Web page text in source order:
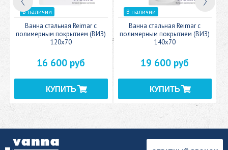
В наличии
Ванна стальная Reimar с
полимерным покрытием (ВИЗ)
120x70
16 600 руб
В наличии
Ванна стальная Reimar с
полимерным покрытием (ВИЗ)
140x70
19 600 руб